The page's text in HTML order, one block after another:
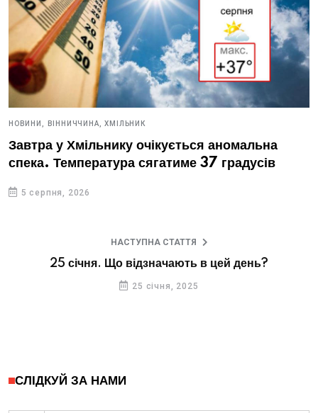
НОВИНИ, ВІННИЧЧИНА, ХМІЛЬНИК
Завтра у Хмільнику очікується аномальна
спека. Температура сягатиме 37 градусів
5 серпня, 2026
НАСТУПНА СТАТТЯ
25 січня. Що відзначають в цей день?
25 січня, 2025
СЛІДКУЙ ЗА НАМИ